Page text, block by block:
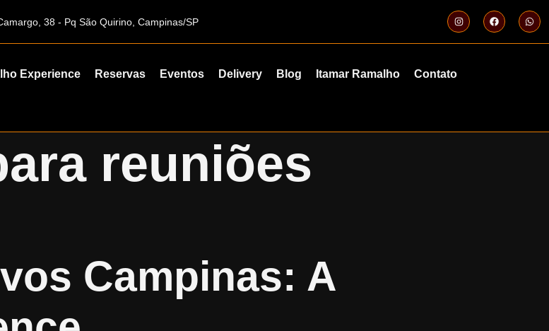
38 - Pq São Quirino, Campinas/SP
Experience Reservas Eventos Delivery Blog Itamar Ramalho Contato
reuniões
Campinas: A